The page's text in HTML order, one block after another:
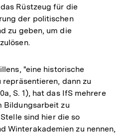
Rüstzeug für die
der politischen
zu geben, um die
"eine historische
dann zu
S. 1), hat das IfS mehrere
Bildungsarbeit zu
sind hier die so
Winterakademien zu nennen,